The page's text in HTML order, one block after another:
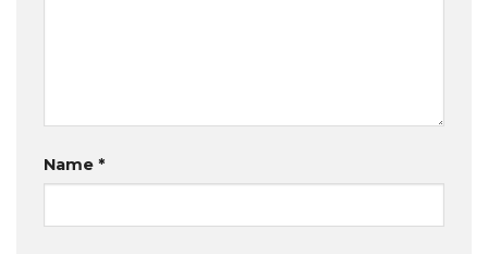
Name *